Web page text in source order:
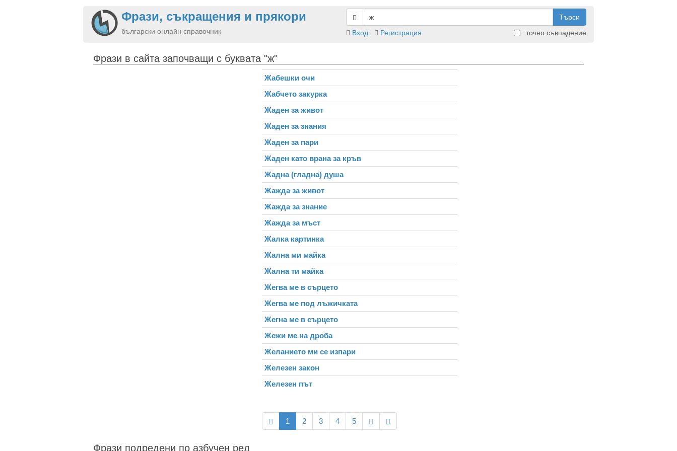
Фрази, съкращения и прякори
български онлайн справочник
Търси
Вход
Регистрация точно съвпадение
Фрази в сайта започващи с буквата "ж"
Жабешки очи
Жабчето закурка
Жаден за живот
Жаден за знания
Жаден за пари
Жаден като врана за кръв
Жадна (гладна) душа
Жажда за живот
Жажда за знание
Жажда за мъст
Жалка картинка
Жална ми майка
Жална ти майка
Жегва ме в сърцето
Жегва ме под лъжичката
Жегна ме в сърцето
Жежи ме на дроба
Желанието ми се изпари
Железен закон
Железен път
1 2 3 4 5
Фрази подредени по азбучен ред